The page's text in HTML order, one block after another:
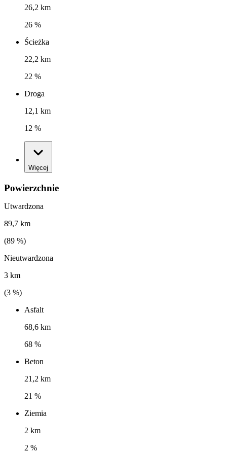
26,2 km
26 %
Ścieżka
22,2 km
22 %
Droga
12,1 km
12 %
Więcej
Powierzchnie
Utwardzona
89,7 km
(89 %)
Nieutwardzona
3 km
(3 %)
Asfalt
68,6 km
68 %
Beton
21,2 km
21 %
Ziemia
2 km
2 %